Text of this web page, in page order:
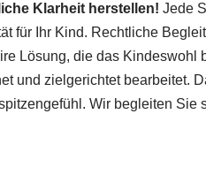
Klarheit herstellen! Jede
für Ihr Kind. Rechtliche
Lösung, die das Kindeswohl
und zielgerichtet bearbeitet.
Wir begleiten Sie